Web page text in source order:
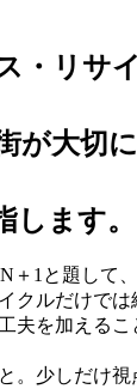
・リサ
が大切
します。
＋1と題して、
クルだけでは
夫を加えるこ
。少しだけ視